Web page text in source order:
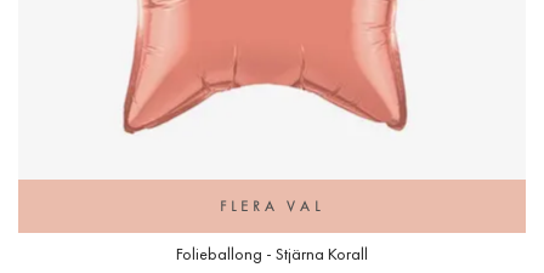
FLERA VAL
Folieballong - Stjärna Korall